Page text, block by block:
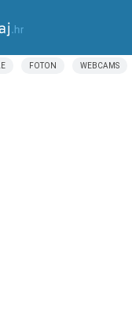
FOTON WEBCAMS